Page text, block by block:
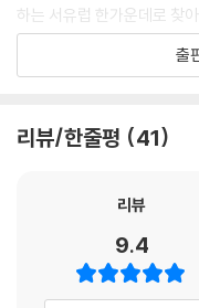
참고문헌
교황의 의도는 그렇다고 해
군운동에는 고향에서 기회
들이 군사 모험을 통해 한밑
준다. 십자군 전사들은 잃을
로서, 다시 말해 십자군운
--- p.131, 「13. 십자군운동
고…”」중에서
하는 서유럽 한가운데로 찾
구한 왕궁과 수도원, 마을과
고 빛이 가득한 고딕 성당에
감동을 누리며 1,000년의 여
5부로 구성된 이 책의 여정
기의 시대를 넘어 근대의
출
리뷰/한줄평 41
리뷰
9.4